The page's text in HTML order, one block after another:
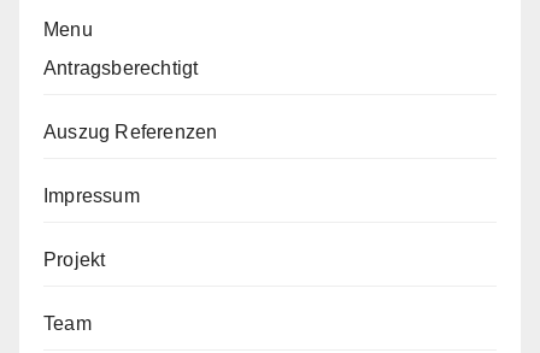
Menu
Antragsberechtigt
Auszug Referenzen
Impressum
Projekt
Team